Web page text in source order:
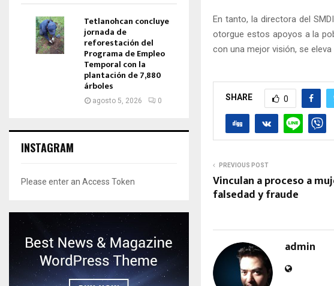
En tanto, la directora del
otorgue estos apoyos a la
con una mejor visión, se eleva
SHARE 0
PREVIOUS POST
Vinculan a proceso a
falsedad y fraude
admin
Tetlanohcan concluye
jornada de
reforestación del
Programa de Empleo
Temporal con la
plantación de 7,880
árboles
agosto 5, 2026 0
INSTAGRAM
Please enter an Access Token